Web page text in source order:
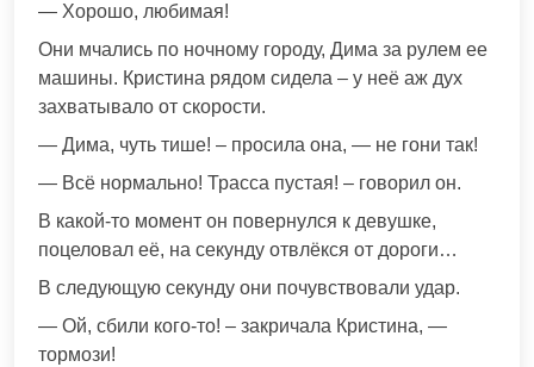
— Хорошо, любимая!
Они мчались по ночному городу, Дима за рулем ее
машины. Кристина рядом сидела – у неё аж дух
захватывало от скорости.
— Дима, чуть тише! – просила она, — не гони так!
— Всё нормально! Трасса пустая! – говорил он.
В какой-то момент он повернулся к девушке,
поцеловал её, на секунду отвлёкся от дороги…
В следующую секунду они почувствовали удар.
— Ой, сбили кого-то! – закричала Кристина, —
тормози!